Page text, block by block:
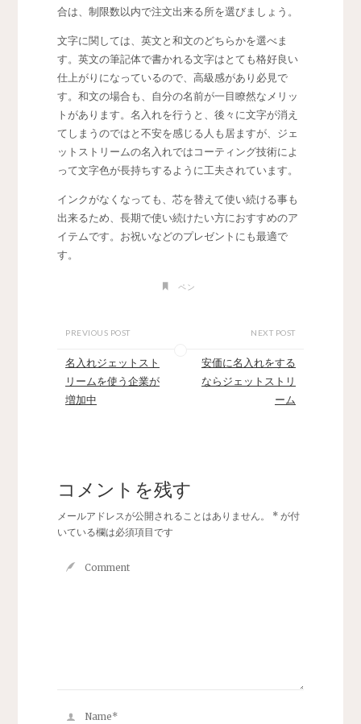
合は、制限数以内で注文出来る所を選びましょう。
文字に関しては、英文と和文のどちらかを選べま
す。英文の筆記体で書かれる文字はとても格好良い
仕上がりになっているので、高級感があり必見で
す。和文の場合も、自分の名前が一目瞭然なメリッ
トがあります。名入れを行うと、後々に文字が消え
てしまうのではと不安を感じる人も居ますが、ジェ
ットストリームの名入れではコーティング技術によ
って文字色が長持ちするように工夫されています。
インクがなくなっても、芯を替えて使い続ける事も
出来るため、長期で使い続けたい方におすすめのア
イテムです。お祝いなどのプレゼントにも最適で
す。
ペン
PREVIOUS POST
名入れジェットスト
リームを使う企業が
増加中
NEXT POST
安価に名入れをする
ならジェットストリ
ーム
コメントを残す
メールアドレスが公開されることはありません。 *が付
いている欄は必須項目です